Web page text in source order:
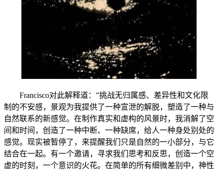
Francisco对此解释道：”挑战无归属感、差异性和文化限
制的不安感，景观为我提供了一种宣泄的解脱，塑造了一种与
自然联系的新感觉。在制作真实和虚构的风景时，我消解了空
间和时间，创造了一种中断、一种缺席，给人一种身处别处的
感觉。现实被暂停了，来提醒我们只是自然的一小部分，与它
结合在一起。有一个邀请，寻求我们思考和反思，创造一个空
虚的时刻，一个意识的火花。在简单的所有细微差别中，神性